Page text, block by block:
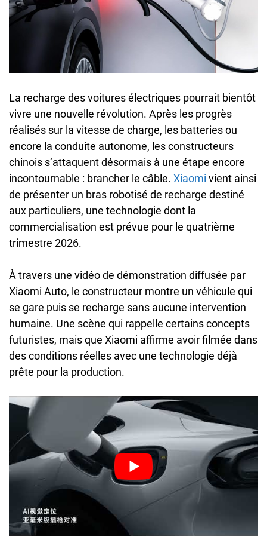
La recharge des voitures électriques pourrait bientôt
vivre une nouvelle révolution. Après les progrès
réalisés sur la vitesse de charge, les batteries ou
encore la conduite autonome, les constructeurs
chinois s’attaquent désormais à une étape encore
incontournable : brancher le câble. Xiaomi vient ainsi
de présenter un bras robotisé de recharge destiné
aux particuliers, une technologie dont la
commercialisation est prévue pour le quatrième
trimestre 2026.
À travers une vidéo de démonstration diffusée par
Xiaomi Auto, le constructeur montre un véhicule qui
se gare puis se recharge sans aucune intervention
humaine. Une scène qui rappelle certains concepts
futuristes, mais que Xiaomi affirme avoir filmée dans
des conditions réelles avec une technologie déjà
prête pour la production.